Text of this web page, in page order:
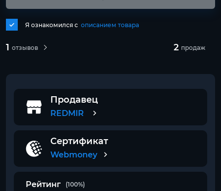
1 отзывов 2 продаж
Я ознакомился с описанием товара
Продавец
REDMIR
Сертификат
Webmoney
Рейтинг (100%)